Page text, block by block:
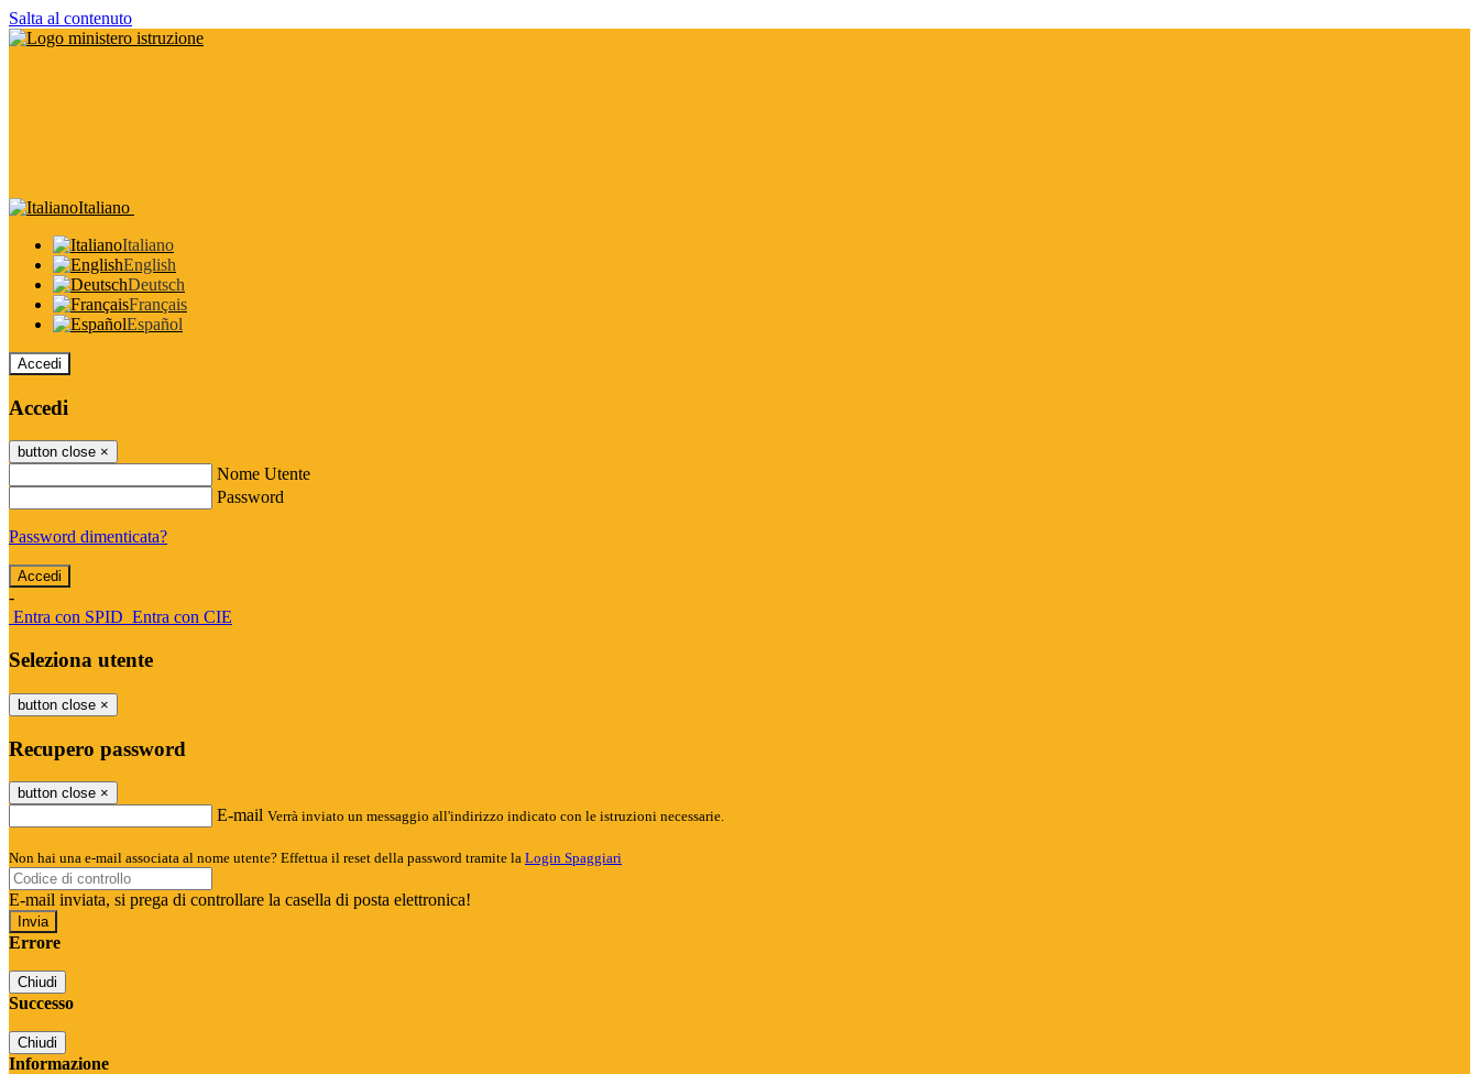
Salta al contenuto
Italiano
Italiano
English
Deutsch
Français
Español
Accedi
Accedi
button close ×
Nome Utente
Password
Password dimenticata?
-
Entra con SPID Entra con CIE
Seleziona utente
button close ×
Recupero password
button close ×
E-mail Verrà inviato un messaggio all'indirizzo indicato con le istruzioni necessarie.
Non hai una e-mail associata al nome utente? Effettua il reset della password tramite la Login Spaggiari
E-mail inviata, si prega di controllare la casella di posta elettronica!
Errore
Chiudi
Successo
Chiudi
Informazione